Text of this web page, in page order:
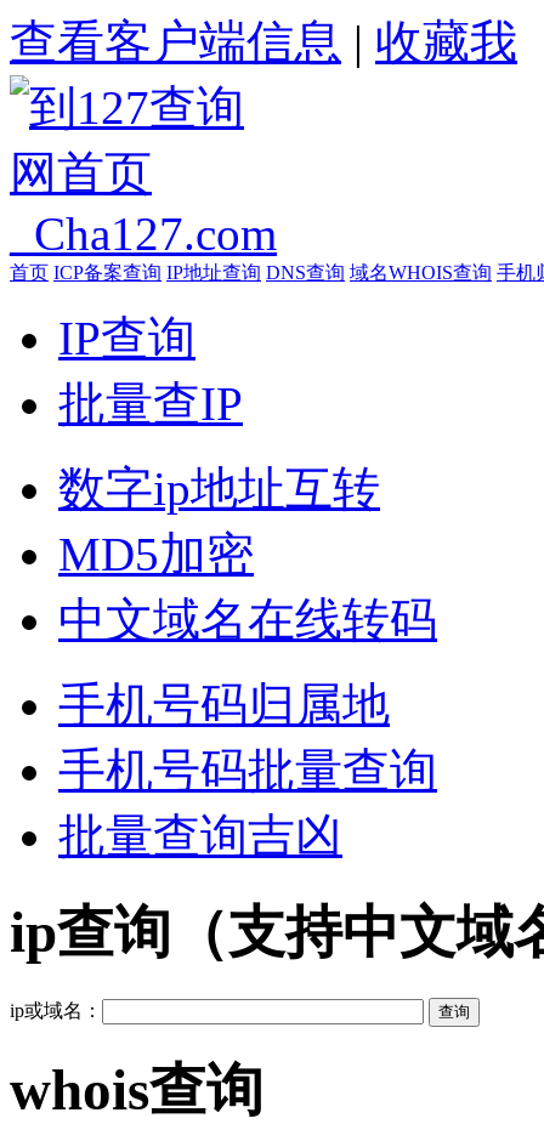
查看客户端信息 | 收藏我
首页 ICP备案查询 IP地址查询 DNS查询 域名WHOIS查询 手机
IP查询
批量查IP
数字ip地址互转
MD5加密
中文域名在线转码
手机号码归属地
手机号码批量查询
批量查询吉凶
ip查询（支持中文域
ip或域名：
whois查询